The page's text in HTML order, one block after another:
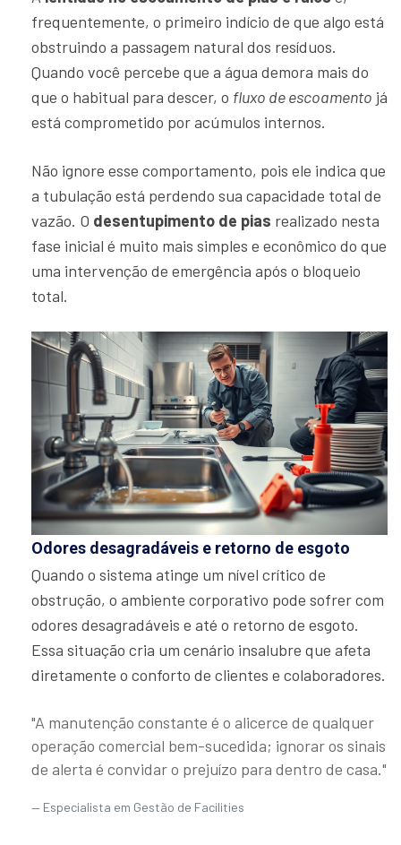
frequentemente, o primeiro indício de que algo está
obstruindo a passagem natural dos resíduos.
Quando você percebe que a água demora mais do
que o habitual para descer, o fluxo de escoamento já
está comprometido por acúmulos internos.
Não ignore esse comportamento, pois ele indica que
a tubulação está perdendo sua capacidade total de
vazão. O desentupimento de pias realizado nesta
fase inicial é muito mais simples e econômico do que
uma intervenção de emergência após o bloqueio
total.
Odores desagradáveis e retorno de esgoto
Quando o sistema atinge um nível crítico de
obstrução, o ambiente corporativo pode sofrer com
odores desagradáveis e até o retorno de esgoto.
Essa situação cria um cenário insalubre que afeta
diretamente o conforto de clientes e colaboradores.
"A manutenção constante é o alicerce de qualquer
operação comercial bem-sucedida; ignorar os sinais
de alerta é convidar o prejuízo para dentro de casa."
Especialista em Gestão de Facilities